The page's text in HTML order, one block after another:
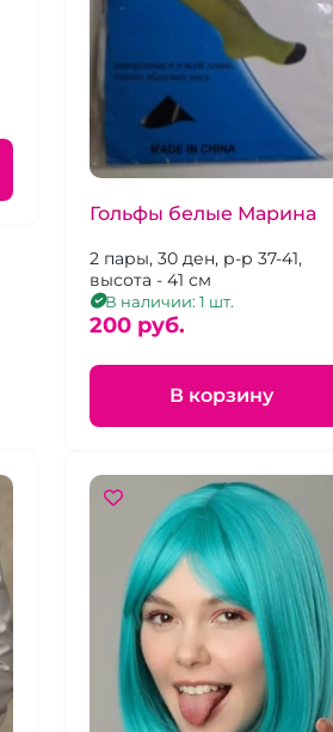
Гольфы белые Марина
2 пары, 30 ден, р-р 37-41,
высота - 41 см
В наличии: 1 шт.
200 pуб.
В корзину